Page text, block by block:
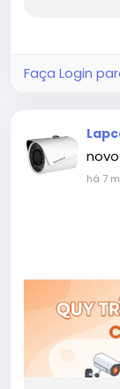
Faça Login
há 7